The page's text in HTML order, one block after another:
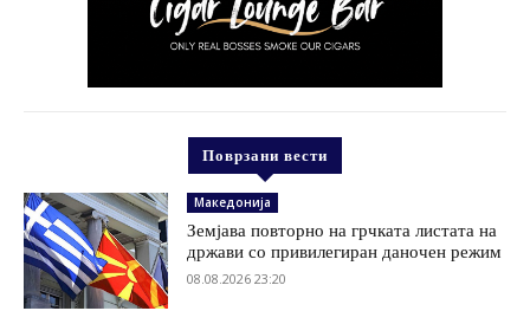
Поврзани вести
Македонија
Земјава повторно на грчката листата на
држави со привилегиран даночен режим
08.08.2026 23:20